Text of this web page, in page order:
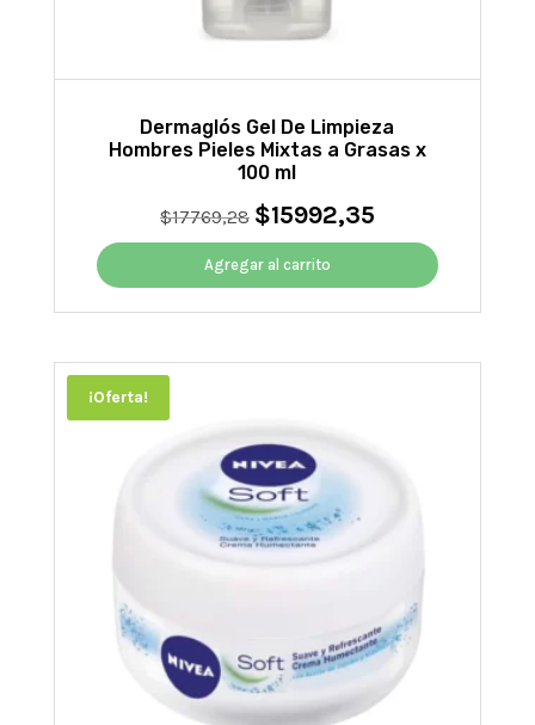
Dermaglós Gel De Limpieza
Hombres Pieles Mixtas a Grasas x
100 ml
$17769,28 El
precio
original
era:
$17769,28.
$15992,35El
precio
es:
$15992,35.
Agregar al carrito
¡Oferta!